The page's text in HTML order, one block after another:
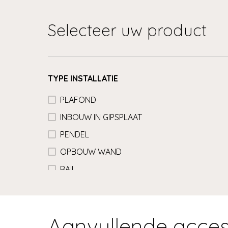
Selecteer uw product
TYPE INSTALLATIE
PLAFOND
INBOUW IN GIPSPLAAT
PENDEL
OPBOUW WAND
RAIL